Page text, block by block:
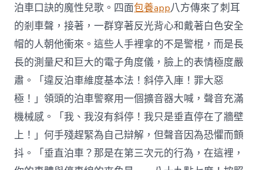
泊車口訣的魔性兒歌。四面包養app八方傳來了刺耳
的剎車聲，接著，一群穿著反光背心和戴著白色安全
帽的人朝他衝來。這些人手裡拿的不是警棍，而是長
長的測量尺和巨大的電子角度儀，臉上的表情極度嚴
肅。「違反泊車維度基本法！斜停入庫！罪大惡
極！」領頭的泊車警察用一個擴音器大喊，聲音充滿
機械感。「我、我沒有斜停！我只是垂直停在了牆壁
上！」何手殘趕緊為自己辯解，但聲音因為恐懼而顫
抖。「垂直泊車？那是在第三次元的行為，在這裡，